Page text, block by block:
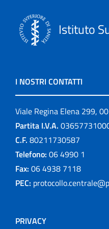
Istituto
I NOSTRI CONTATTI
Viale Regina Elena 299,
Partita I.V.A.
C.F. 80211730587
Telefono: 06 4990 1
Fax: 06 4938 7118
PEC:
PRIVACY